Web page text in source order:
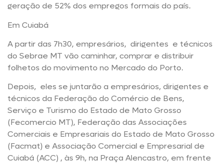
geração de 52% dos empregos formais do país.
Em Cuiabá
A partir das 7h30, empresários, dirigentes e técnicos
do Sebrae MT vão caminhar, comprar e distribuir
folhetos do movimento no Mercado do Porto.
Depois, eles se juntarão a empresários, dirigentes e
técnicos da Federação do Comércio de Bens,
Serviço e Turismo do Estado de Mato Grosso
(Fecomercio MT), Federação das Associações
Comerciais e Empresariais do Estado de Mato Grosso
(Facmat) e Associação Comercial e Empresarial de
Cuiabá (ACC) , às 9h, na Praça Alencastro, em frente